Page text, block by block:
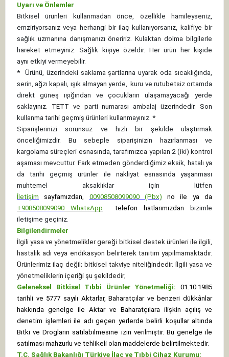
Uyarı ve Önlemler
Bitkisel ürünleri kullanmadan önce, özellikle hamileyseniz,
emziriyorsanız veya herhangi bir ilaç kullanıyorsanız, kalifiye bir
sağlık uzmanına danışmanızı öneririz. Kulaktan dolma bilgilerle
hareket etmeyiniz. Sağlık kişiye özeldir. Her ürün her kişide
aynı etkiyi vermeyebilir.
*
Ürünü, üzerindeki saklama şartlarına uyarak oda sıcaklığında,
serin, ağzı kapalı, ışık almayan yerde, kuru ve rutubetsiz ortamda
direkt güneş ışığından ve çocukların ulaşamayacağı yerde
saklayınız. TETT ve parti numarası ambalaj üzerindedir. Son
kullanma tarihi geçmiş ürünleri kullanmayınız. *
Siparişlerinizi sorunsuz ve hızlı bir şekilde ulaştırmak
önceliğimizdir. Bu sebeple siparişinizin hazırlanması ve
kargolama süreçleri esnasında, tarafımızca yapılan 2 (iki) kontrol
aşaması mevcuttur. Fark etmeden gönderdiğimiz eksik, hatalı ya
da tarihi geçmiş ürünler ile nakliyat esnasında yaşanması
muhtemel aksaklıklar için lütfen
İletişim
sayfamızdan, 00908508099090 (Pbx) no ile ya da
+908508099090 WhatsApp telefon hatlarımızdan bizimle
iletişime geçiniz.
Bilgilendirmeler
İlgili yasa ve yönetmelikler gereği bitkisel destek ürünleri ile ilgili,
hastalık adı veya endikasyon belirterek tanıtım yapılmamaktadır.
Ürünlerimiz ilaç değil; bitkisel takviye niteliğindedir. İlgili yasa ve
yönetmeliklerin içeriği şu şekildedir;
Geleneksel Bitkisel Tıbbi Ürünler Yönetmeliği: 01.10.1985
tarihli ve 5777 sayılı Aktarlar, Baharatçılar ve benzeri dükkânlar
hakkında genelge ile Aktar ve Baharatçılara ilişkin açılış ve
denetim işlemleri ile adı geçen yerlerde belirli koşullar altında
Bitki ve Drogların satılabilmesine izin verilmiştir. Bu genelge ile
satılması mahzurlu ve tehlikeli olan maddelerde belirtilmektedir.
T.C. Sağlık Bakanlığı Türkiye İlaç ve Tıbbi Cihaz Kurumu: